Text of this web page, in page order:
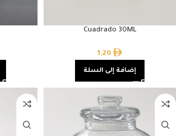
Cuadrado 30ML
1,20
إضافة إلى السلة